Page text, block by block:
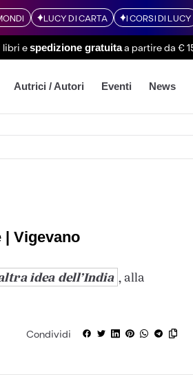
LUCY DI CARTA I CORSI DI LUCY
libri espedizione gratuitaa partire da €
Autrici / Autori Eventi News
| Vigevano
idea dell’India , alla
Condividi